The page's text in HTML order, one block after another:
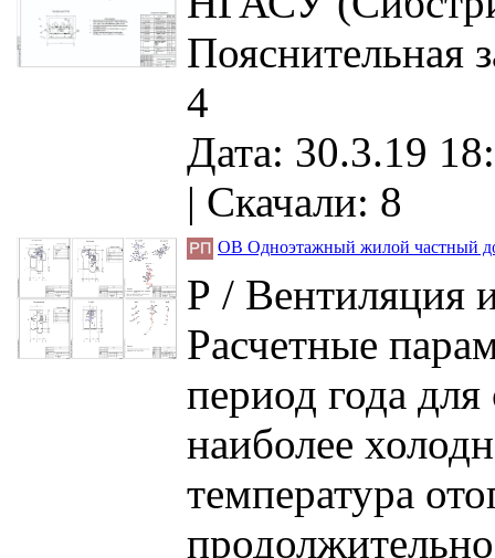
Пояснительная
4
Дата: 30.3.19
| Скачали: 8
ОВ Одноэтажный жилой частный
Р / Вентиляция
Расчетные
период года
наиболее
температура